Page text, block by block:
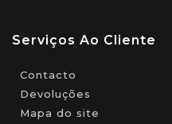
Serviços Ao Cliente
Contacto
Devoluções
Mapa do site